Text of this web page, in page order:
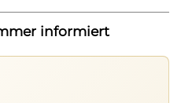
informiert